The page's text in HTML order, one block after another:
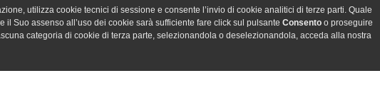
utilizza cookie tecnici di sessione e consente l’invio di cookie analitici di terze parti. Quale
Suo assenso all’uso dei cookie sarà sufficiente fare click sul pulsante Consentoo proseguire
categoria di cookie di terza parte, selezionandola o deselezionandola, acceda alla nostra